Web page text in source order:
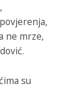
ne mrze,
su